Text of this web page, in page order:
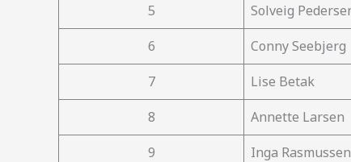
5
Solveig
6
Conny Seebjerg
7
Lise Betak
8
Annette Larsen
9
Inga Rasmussen